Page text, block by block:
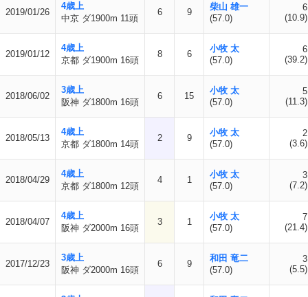
2019/01/26
4歳上
中京 ダ1900m 11頭
6 9
柴山 雄一
(57.0)
6
(10.9)
2019/01/12
4歳上
京都 ダ1900m 16頭
8 6
小牧 太
(57.0)
6
(39.2)
2018/06/02
3歳上
阪神 ダ1800m 16頭
6 15
小牧 太
(57.0)
5
(11.3)
2018/05/13
4歳上
京都 ダ1800m 14頭
2 9
小牧 太
(57.0)
2
(3.6)
2018/04/29
4歳上
京都 ダ1800m 12頭
4 1
小牧 太
(57.0)
3
(7.2)
2018/04/07
4歳上
阪神 ダ2000m 16頭
3 1
小牧 太
(57.0)
7
(21.4)
2017/12/23
3歳上
阪神 ダ2000m 16頭
6 9
和田 竜二
(57.0)
3
(5.5)